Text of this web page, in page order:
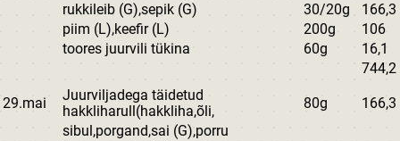
rukkileib (G),sepik (G)
30/20g
166,3
piim (L),keefir (L)
200g
106
toores juurvili tükina
60g
16,1
744,2
29.mai
Juurviljadega täidetud
hakkliharull(hakkliha,õli,
80g
166,3
sibul,porgand,sai (G),porru